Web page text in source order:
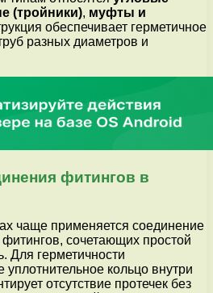
(тройники), муфты и
обеспечивает герметичное
разных диаметров и
фитингов в
чаще применяется соединение
сочетающих простой
Для герметичности
уплотнительное кольцо внутри
отсутствие протечек без